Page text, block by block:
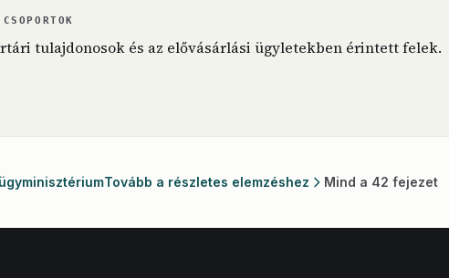
tulajdonosok és az elővásárlási ügyletekben érintett felek.
Tovább a részletes elemzéshez Mind a 42 fejezet